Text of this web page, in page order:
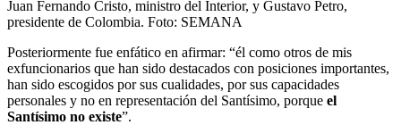
Juan Fernando Cristo, ministro del Interior, y Gustavo Petro,
presidente de Colombia. Foto: SEMANA
Posteriormente fue enfático en afirmar: “él como otros de mis
exfuncionarios que han sido destacados con posiciones importantes,
han sido escogidos por sus cualidades, por sus capacidades
personales y no en representación del Santísimo, porque el
Santísimo no existe”.